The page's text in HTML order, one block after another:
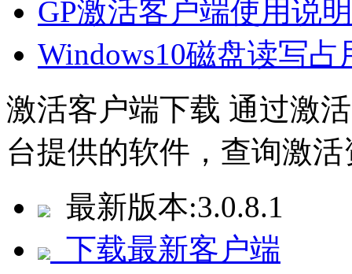
GP激活客户端使用说明
Windows10磁盘读写
激活客户端下载 通过激
台提供的软件，查询激
最新版本:3.0.8.1
下载最新客户端